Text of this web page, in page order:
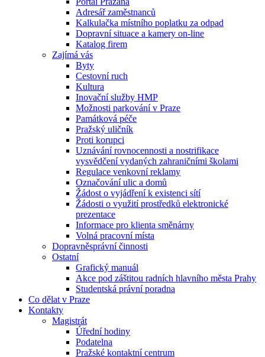
Adresář zaměstnanců
Kalkulačka místního poplatku za odpad
Dopravní situace a kamery on-line
Katalog firem
Zajímá vás
Byty
Cestovní ruch
Kultura
Inovační služby HMP
Možnosti parkování v Praze
Památková péče
Pražský uličník
Proti korupci
Uznávání rovnocennosti a nostrifikace
vysvědčení vydaných zahraničními školami
Regulace venkovní reklamy
Označování ulic a domů
Žádost o vyjádření k existenci sítí
Žádosti o využití prostředků elektronické
prezentace
Informace pro klienta směnárny
Volná pracovní místa
Dopravněsprávní činnosti
Ostatní
Grafický manuál
Akce pod záštitou radních hlavního města Prahy
Studentská právní poradna
Co dělat v Praze
Kontakty
Magistrát
Úřední hodiny
Podatelna
Pražské kontaktní centrum